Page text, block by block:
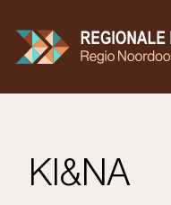
naar
inhoud
KI&NA